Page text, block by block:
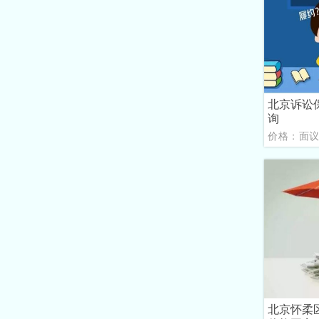
北京诉讼
询
价格：面议
北京怀柔